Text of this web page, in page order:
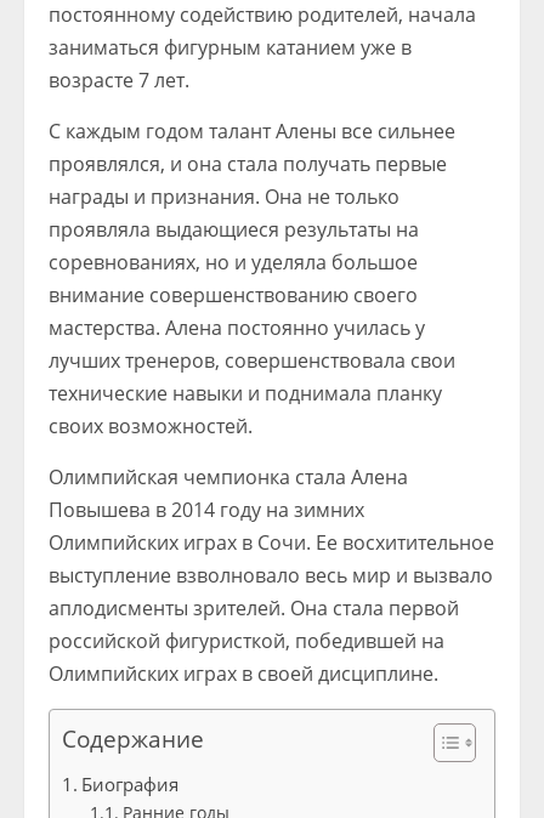
постоянному содействию родителей, начала
заниматься фигурным катанием уже в
возрасте 7 лет.
С каждым годом талант Алены все сильнее
проявлялся, и она стала получать первые
награды и признания. Она не только
проявляла выдающиеся результаты на
соревнованиях, но и уделяла большое
внимание совершенствованию своего
мастерства. Алена постоянно училась у
лучших тренеров, совершенствовала свои
технические навыки и поднимала планку
своих возможностей.
Олимпийская чемпионка стала Алена
Повышева в 2014 году на зимних
Олимпийских играх в Сочи. Ее восхитительное
выступление взволновало весь мир и вызвало
аплодисменты зрителей. Она стала первой
российской фигуристкой, победившей на
Олимпийских играх в своей дисциплине.
Содержание
Биография
Ранние годы